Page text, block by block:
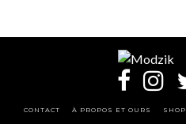
CONTACT À PROPOS ET OURS SHOP